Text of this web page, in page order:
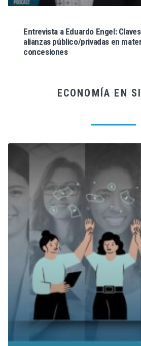
Entrevista a Eduardo Engel:
alianzas público/privadas en
concesiones
ECONOMÍA EN